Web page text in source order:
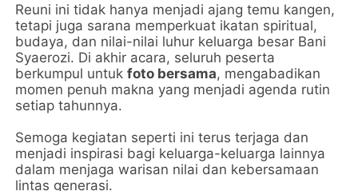
Reuni ini tidak hanya menjadi ajang temu kangen,
tetapi juga sarana memperkuat ikatan spiritual,
budaya, dan nilai-nilai luhur keluarga besar Bani
Syaerozi. Di akhir acara, seluruh peserta
berkumpul untukfoto bersama, mengabadikan
momen penuh makna yang menjadi agenda rutin
setiap tahunnya.
Semoga kegiatan seperti ini terus terjaga dan
menjadi inspirasi bagi keluarga-keluarga lainnya
dalam menjaga warisan nilai dan kebersamaan
lintas generasi.